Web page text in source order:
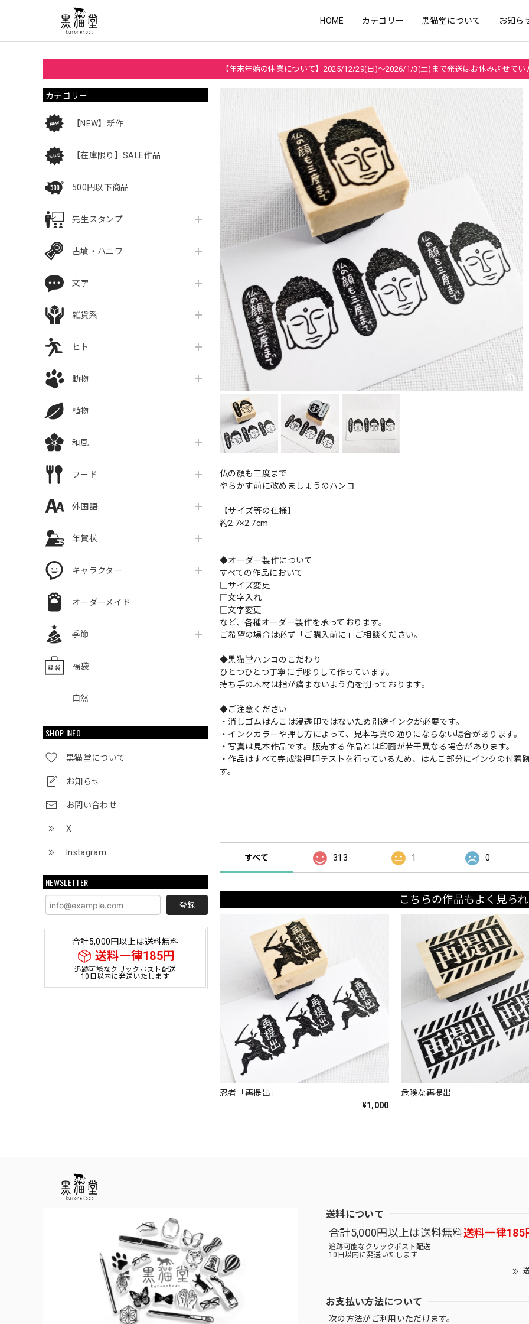
HOME カテゴリー 黒猫堂について お知ら
【年末年始の休業について】2025/12/29(日)～2026/1/3(土)まで発送はお休みさせてい
カテゴリー
【NEW】新作
【在庫限り】SALE作品
500円以下商品
先生スタンプ
古墳・ハニワ
文字
雑貨系
ヒト
動物
植物
和風
フード
外国語
年賀状
キャラクター
オーダーメイド
季節
福袋
自然
SHOP INFO
黒猫堂について
お知らせ
お問い合わせ
X
Instagram
NEWSLETTER
登録
合計5,000円以上は送料無料
送料一律185円
追跡可能なクリックポスト配送
10日以内に発送いたします
仏の顔も三度まで
やらかす前に改めましょうのハンコ
【サイズ等の仕様】
約2.7×2.7cm
◆オーダー製作について
すべての作品において
□サイズ変更
□文字入れ
□文字変更
など、各種オーダー製作を承っております。
ご希望の場合は必ず「ご購入前に」ご相談ください。
◆黒猫堂ハンコのこだわり
ひとつひとつ丁寧に手彫りして作っています。
持ち手の木材は指が痛まないよう角を削っております。
◆ご注意ください
・消しゴムはんこは浸透印ではないため別途インクが必要です。
・インクカラーや押し方によって、見本写真の通りにならない場合があります。
・写真は見本作品です。販売する作品とは印面が若干異なる場合があります。
・作品はすべて完成後押印テストを行っているため、はんこ部分にインクの付
す。
すべて 313 1 0
こちらの作品もよく見ら
忍者「再提出」
¥1,000
危険な再提出
送料について
合計5,000円以上は送料無料送料一律185
追跡可能なクリックポスト配送
10日以内に発送いたします
お支払い方法について
次の方法がご利用いただけます。